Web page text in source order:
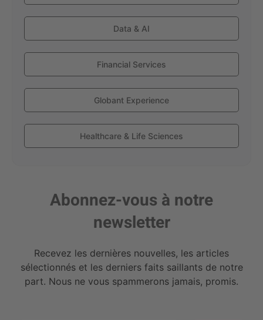
Data & AI
Financial Services
Globant Experience
Healthcare & Life Sciences
Abonnez-vous à notre
newsletter
Recevez les dernières nouvelles, les articles
sélectionnés et les derniers faits saillants de notre
part. Nous ne vous spammerons jamais, promis.